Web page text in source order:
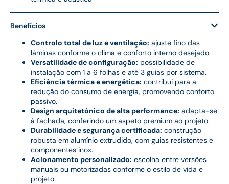
Benefícios
Controlo total de luz e ventilação: ajuste fino das
lâminas conforme o clima e conforto interno desejado.
Versatilidade de configuração: possibilidade de
instalação com 1 a 6 folhas e até 3 guias por sistema.
Eficiência térmica e energética: contribui para a
redução do consumo de energia, promovendo conforto
passivo.
Design arquitetónico de alta performance: adapta-se
à fachada, conferindo um aspeto premium ao projeto.
Durabilidade e segurança certificada: construção
robusta em alumínio extrudido, com guias resistentes e
componentes inox.
Acionamento personalizado: escolha entre versões
manuais ou motorizadas conforme o estilo de vida e
projeto.